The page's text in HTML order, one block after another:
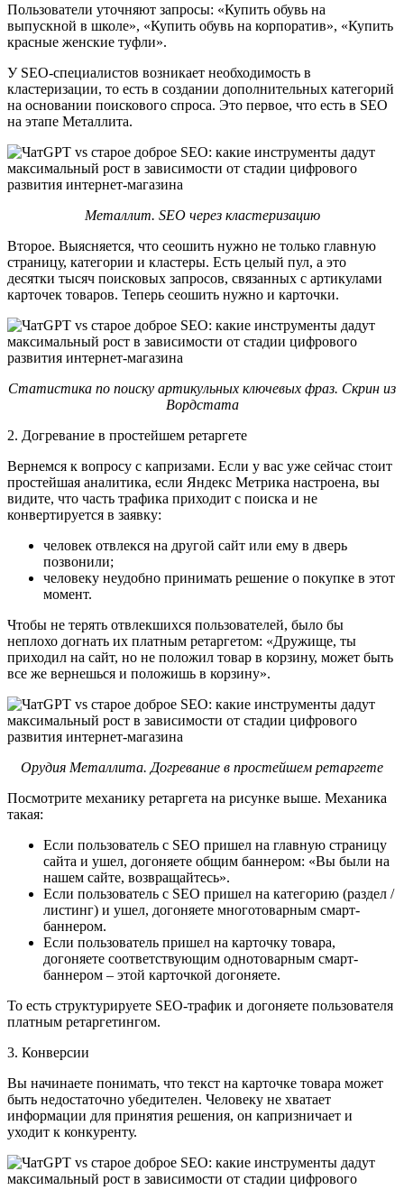
Пользователи уточняют запросы: «Купить обувь на
выпускной в школе», «Купить обувь на корпоратив», «Купить
красные женские туфли».
У SEO-специалистов возникает необходимость в
кластеризации, то есть в создании дополнительных категорий
на основании поискового спроса. Это первое, что есть в SEO
на этапе Металлита.
Металлит. SEO через кластеризацию
Второе. Выясняется, что сеошить нужно не только главную
страницу, категории и кластеры. Есть целый пул, а это
десятки тысяч поисковых запросов, связанных с артикулами
карточек товаров. Теперь сеошить нужно и карточки.
Статистика по поиску артикульных ключевых фраз. Скрин из
Вордстата
2. Догревание в простейшем ретаргете
Вернемся к вопросу с капризами. Если у вас уже сейчас стоит
простейшая аналитика, если Яндекс Метрика настроена, вы
видите, что часть трафика приходит с поиска и не
конвертируется в заявку:
человек отвлекся на другой сайт или ему в дверь
позвонили;
человеку неудобно принимать решение о покупке в этот
момент.
Чтобы не терять отвлекшихся пользователей, было бы
неплохо догнать их платным ретаргетом: «Дружище, ты
приходил на сайт, но не положил товар в корзину, может быть
все же вернешься и положишь в корзину».
Орудия Металлита. Догревание в простейшем ретаргете
Посмотрите механику ретаргета на рисунке выше. Механика
такая:
Если пользователь с SEO пришел на главную страницу
сайта и ушел, догоняете общим баннером: «Вы были на
нашем сайте, возвращайтесь».
Если пользователь с SEO пришел на категорию (раздел /
листинг) и ушел, догоняете многотоварным смарт-
баннером.
Если пользователь пришел на карточку товара,
догоняете соответствующим однотоварным смарт-
баннером – этой карточкой догоняете.
То есть структурируете SEO-трафик и догоняете пользователя
платным ретаргетингом.
3. Конверсии
Вы начинаете понимать, что текст на карточке товара может
быть недостаточно убедителен. Человеку не хватает
информации для принятия решения, он капризничает и
уходит к конкуренту.